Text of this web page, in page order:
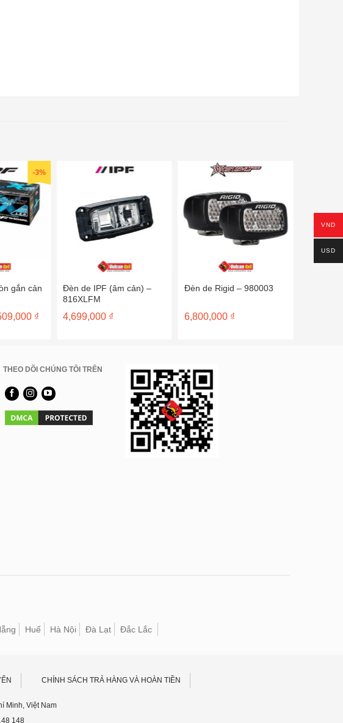
-3%
gắn cản
₫Giá
Đèn de IPF (âm cản) –
816XLFM
4,699,000 ₫
Đèn de Rigid – 980003
6,800,000 ₫
THEO DÕI CHÚNG TÔI TRÊN
Huế Hà Nội Đà Lạt Đắc Lắc
CHÍNH SÁCH TRẢ HÀNG VÀ HOÀN TIỀN
Minh, Việt Nam
148
VND
USD